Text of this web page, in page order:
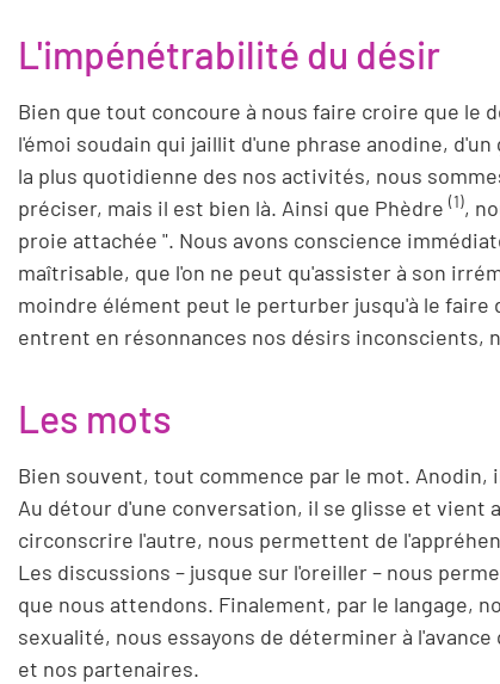
L'impénétrabilité du désir
Bien que tout concoure à nous faire croire que le
l'émoi soudain qui jaillit d'une phrase anodine,
la plus quotidienne des nos activités, nous
préciser, mais il est bien là. Ainsi que Phèdre (1),
proie attachée ". Nous avons conscience
maîtrisable, que l'on ne peut qu'assister à son
moindre élément peut le perturber jusqu'à le
entrent en résonnances nos désirs inconscients,
Les mots
Bien souvent, tout commence par le mot.
Au détour d'une conversation, il se glisse et
circonscrire l'autre, nous permettent de
Les discussions – jusque sur l'oreiller – nous
que nous attendons. Finalement, par le langage,
sexualité, nous essayons de déterminer à
et nos partenaires.